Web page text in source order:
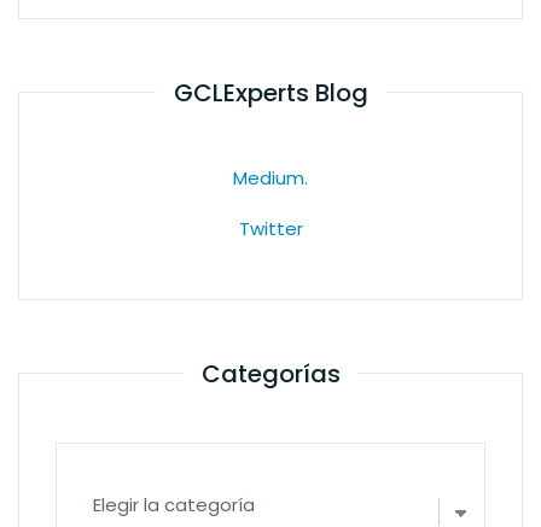
GCLExperts Blog
Medium.
Twitter
Categorías